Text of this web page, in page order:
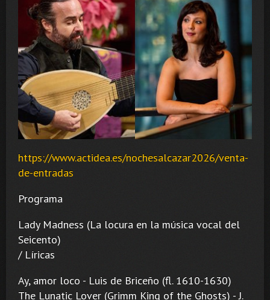
https://www.actidea.es/nochesalcazar2026/venta-
de-entradas
Programa
Lady Madness (La locura en la música vocal del
Seicento)
/ Líricas
Ay, amor loco - Luis de Briceño (fl. 1610-1630)
The Lunatic Lover (Grimm King of the Ghosts) - J.